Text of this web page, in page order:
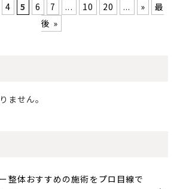
4 5 6 7 ... 10 20 ... »
最
後 »
ません。
ー整体おすすめの施術をプロ目線で